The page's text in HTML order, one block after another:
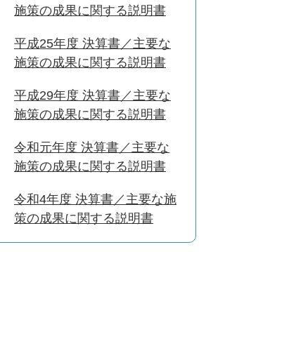
施策の成果に関する説明書
平成25年度 決算書／主要な
施策の成果に関する説明書
平成29年度 決算書／主要な
施策の成果に関する説明書
令和元年度 決算書／主要な
施策の成果に関する説明書
令和4年度 決算書／主要な施
策の成果に関する説明書